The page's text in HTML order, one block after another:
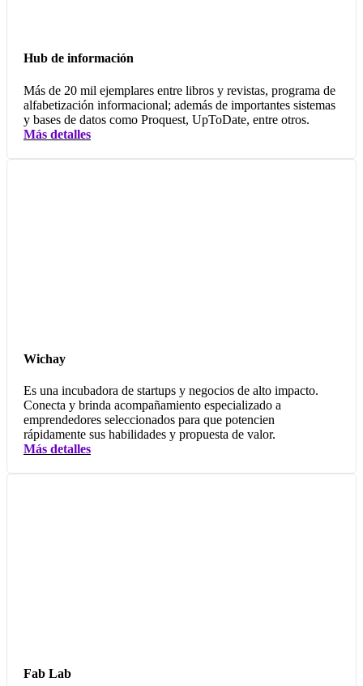
Hub de información
Más de 20 mil ejemplares entre libros y revistas, programa de
alfabetización informacional; además de importantes sistemas
y bases de datos como Proquest, UpToDate, entre otros.
Más detalles
Wichay
Es una incubadora de startups y negocios de alto impacto.
Conecta y brinda acompañamiento especializado a
emprendedores seleccionados para que potencien
rápidamente sus habilidades y propuesta de valor.
Más detalles
Fab Lab